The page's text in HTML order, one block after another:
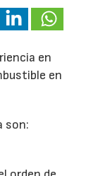
en
en
son: